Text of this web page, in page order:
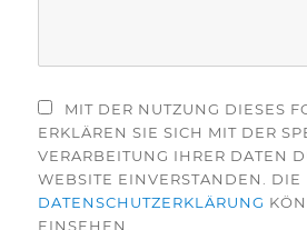
MIT DER NUTZUNG DIESES
ERKLÄREN SIE SICH MIT DER
VERARBEITUNG IHRER DATEN
WEBSITE EINVERSTANDEN. DIE
DATENSCHUTZERKLÄRUNG
EINSEHEN.